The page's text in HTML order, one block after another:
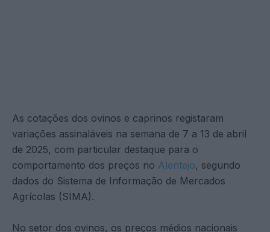
As cotações dos ovinos e caprinos registaram
variações assinaláveis na semana de 7 a 13 de abril
de 2025, com particular destaque para o
comportamento dos preços no Alentejo, segundo
dados do Sistema de Informação de Mercados
Agrícolas (SIMA).
No setor dos ovinos, os preços médios nacionais